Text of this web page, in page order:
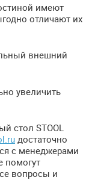
имеют
отличают их
внешний
увеличить
стол STOOL
достаточно
с менеджерами
помогут
вопросы и